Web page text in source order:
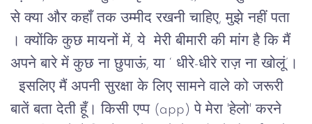
से क्या और कहाँ तक उम्मीद रखनी चाहिए, मुझे नहीं पता
। क्योंकि कुछ मायनों में, ये मेरी बीमारी की मांग है कि मैं
अपने बारे में कुछ ना छुपाऊं, या ‘ धीरे-धीरे राज़ ना खोलूं’ ।
इसलिए मैं अपनी सुरक्षा के लिए सामने वाले को जरूरी
बातें बता देती हूँ। किसी एप्प (app) पे मेरा 'हेलो' करने